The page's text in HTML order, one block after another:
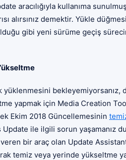
aracılığıyla kullanıma
alırsınız demektir. Yükle
gibi yeni sürüme geçiş
bekleyemiyorsanız,
yapmak için Media Creation
Ekim 2018 Güncellemesinin
Update ile ilgili sorun yaşamanız
bir araç olan Update
temiz veya yerinde yükseltme